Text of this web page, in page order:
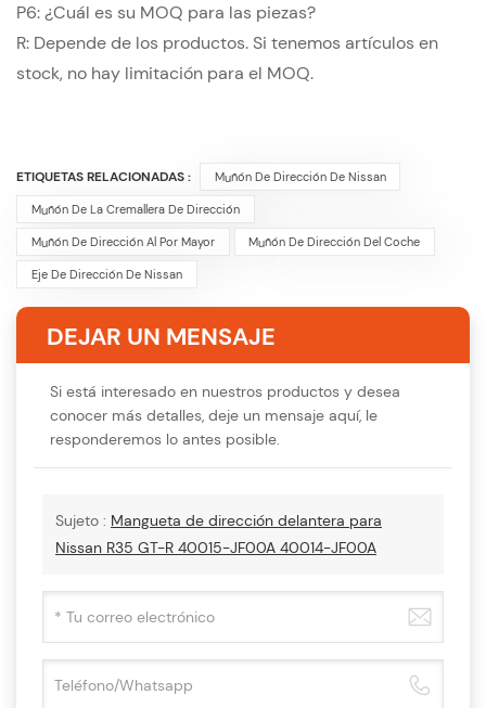
P6: ¿Cuál es su MOQ para las piezas?
R: Depende de los productos. Si tenemos artículos en
stock, no hay limitación para el MOQ.
ETIQUETAS RELACIONADAS : Muñón De Dirección De Nissan
Muñón De La Cremallera De Dirección
Muñón De Dirección Al Por Mayor Muñón De Dirección Del Coche
Eje De Dirección De Nissan
DEJAR UN MENSAJE
Si está interesado en nuestros productos y desea
conocer más detalles, deje un mensaje aquí, le
responderemos lo antes posible.
Sujeto : Mangueta de dirección delantera para
Nissan R35 GT-R 40015-JF00A 40014-JF00A